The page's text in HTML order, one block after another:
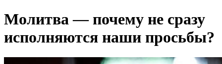
Молитва — почему не сразу
исполняются наши просьбы?